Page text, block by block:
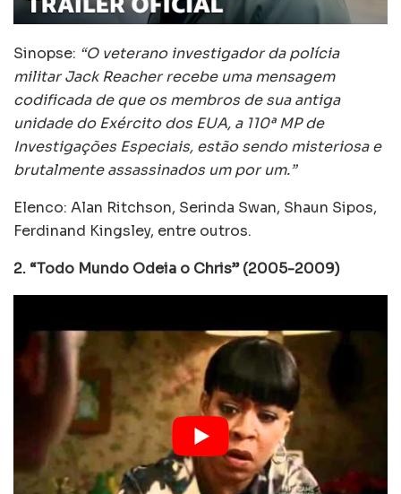
Sinopse: “O veterano investigador da polícia
militar Jack Reacher recebe uma mensagem
codificada de que os membros de sua antiga
unidade do Exército dos EUA, a 110ª MP de
Investigações Especiais, estão sendo misteriosa e
brutalmente assassinados um por um.”
Elenco: Alan Ritchson, Serinda Swan, Shaun Sipos,
Ferdinand Kingsley, entre outros.
2. “Todo Mundo Odeia o Chris” (2005-2009)